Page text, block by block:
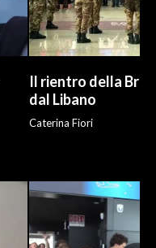
Il rientro della
dal Libano
Caterina Fiori